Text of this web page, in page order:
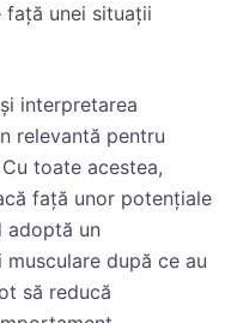
unei situații
interpretarea
relevantă pentru
toate acestea,
față unor potențiale
un
după ce au
să reducă